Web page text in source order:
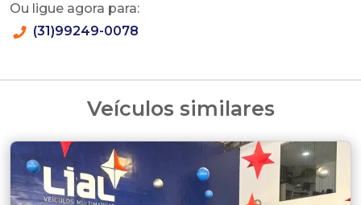
Ou ligue agora para:
(31)99249-0078
Veículos similares